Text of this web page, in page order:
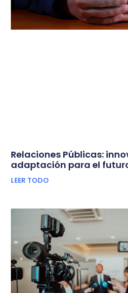
Relaciones Públicas:
adaptación para el
LEER TODO